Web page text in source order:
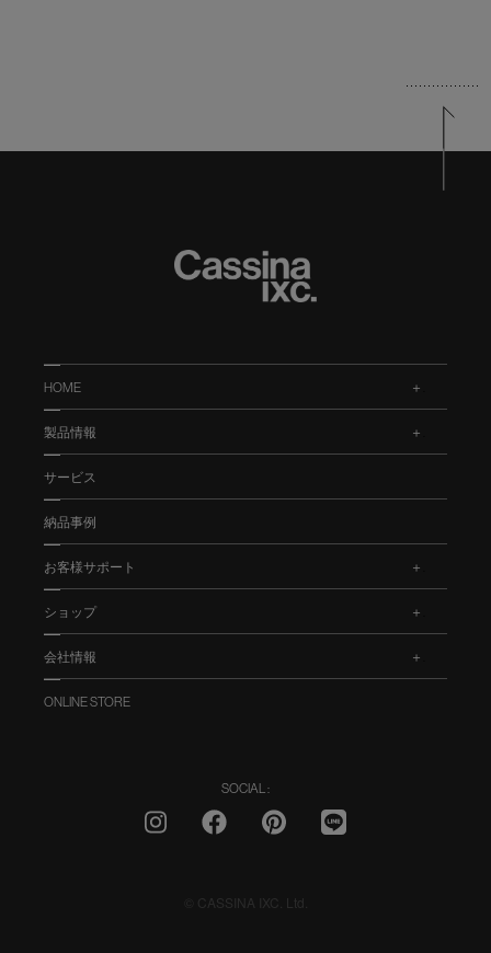
HOME
製品情報
サービス
納品事例
お客様サポート
ショップ
会社情報
ONLINE STORE
SOCIAL :
© CASSINA IXC. Ltd.